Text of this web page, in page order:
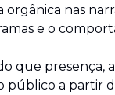
orgânica nas
e o
que presença,
público a partir